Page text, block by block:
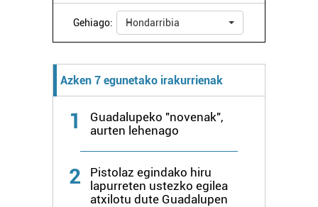
zure baimena Cookieen adierazpenean.
Webgune honek cookie propioak eta hirugarrenen cookie-
zerbitzuak hobetzeko asmoz, cookie teknologiaz
Gehiago: Hondarribia
Azken 7 egunetako irakurrienak
1
Guadalupeko "novenak",
aurten lehenago
2
Pistolaz egindako hiru
lapurreten ustezko egilea
atxilotu dute Guadalupen